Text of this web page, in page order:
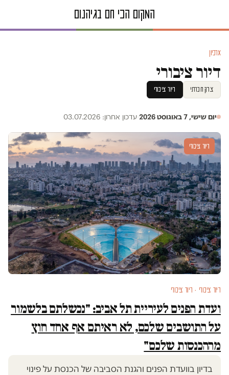
ארכיון
דיור ציבורי
צדק חברתי דיור ציבורי
יום שישי, 7 באוגוסט 2026 ·עדכון אחרון: 03.07.2026
דיור ציבורי
דיור ציבורי · דיור ציבורי
ועדת הפנים לעיריית תל אביב: "נכשלתם בלשמור
על התושבים שלכם, לא ראיתם אף אחד חוץ
מההכנסות שלכם"
בדיון בוועדת הפנים והגנת הסביבה של הכנסת על פינוי